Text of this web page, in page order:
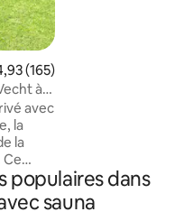
moyenne de 4,93 sur 5,
(165)
à
avec
la
la
Ce
de
belle nature, des
tranquillité. Nouveau : jacuzzi et sauna à
populaires dans
sauna